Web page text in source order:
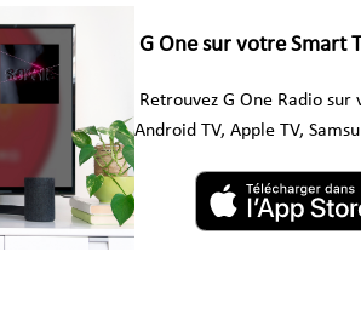
G One sur votre Smart
Retrouvez G One Radio
Android TV, Apple TV,